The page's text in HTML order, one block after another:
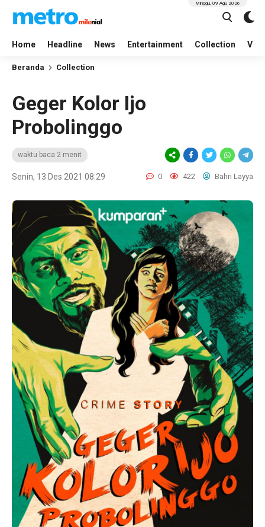
Home Headline News Entertainment Collection
Minggu, 09 Agu 2026
Beranda Collection
Geger Kolor Ijo
Probolinggo
waktu baca 2 menit
Senin, 13 Des 2021 08:29 0 422 Bahri Layya